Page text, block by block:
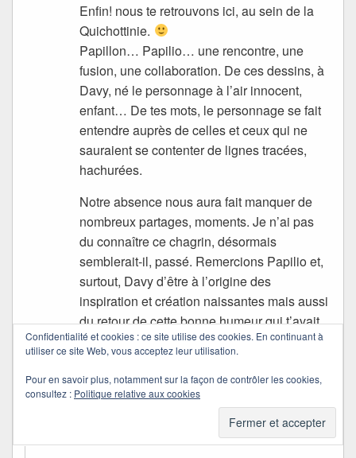
Enfin! nous te retrouvons ici, au sein de la
Quichottinie.
Papillon… Papilio… une rencontre, une
fusion, une collaboration. De ces dessins, à
Davy, né le personnage à l’air innocent,
enfant… De tes mots, le personnage se fait
entendre auprès de celles et ceux qui ne
sauraient se contenter de lignes tracées,
hachurées.
Notre absence nous aura fait manquer de
nombreux partages, moments. Je n’ai pas
du connaître ce chagrin, désormais
semblerait-il, passé. Remercions Papilio et,
surtout, Davy d’être à l’origine des
inspiration et création naissantes mais aussi
du retour de cette bonne humeur qui t’avait
alors manquée.
Et aujourd’hui, comment se porte la
bibliothécaire?
Confidentialité et cookies : ce site utilise des cookies. En continuant à
utiliser ce site Web, vous acceptez leur utilisation.
Pour en savoir plus, notamment sur la façon de contrôler les cookies,
consultez : Politique relative aux cookies